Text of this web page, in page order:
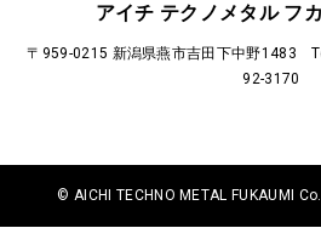
アイチ テクノメタル フ
〒959-0215 新潟県燕市吉田下中野1483
92-3170
© AICHI TECHNO METAL FUKAUMI